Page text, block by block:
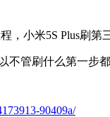
，小米5S Plus刷
不管刷什么第一步
90409a/